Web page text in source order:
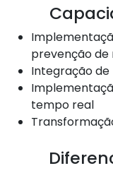
prevenção de
Integração de
tempo real